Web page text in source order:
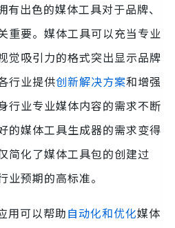
出色的媒体工具对于品牌、
重要。媒体工具可以充当专业
觉吸引力的格式突出显示品牌
行业提供创新解决方案和增强
行业专业媒体内容的需求不断
的媒体工具生成器的需求变得
简化了媒体工具包的创建过
预期的高标准。
用可以帮助自动化和优化媒体